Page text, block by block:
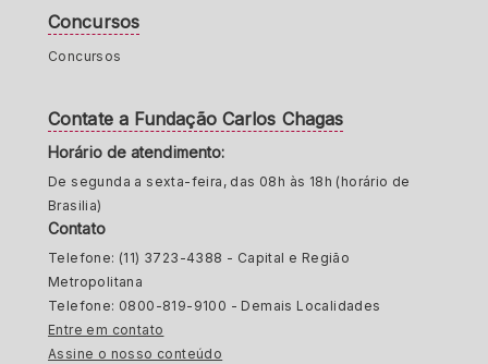
Concursos
Concursos
Contate a Fundação Carlos Chagas
Horário de atendimento:
De segunda a sexta-feira, das 08h às 18h (horário de
Brasilia)
Contato
Telefone: (11) 3723-4388 - Capital e Região
Metropolitana
Telefone: 0800-819-9100 - Demais Localidades
Entre em contato
Assine o nosso conteúdo